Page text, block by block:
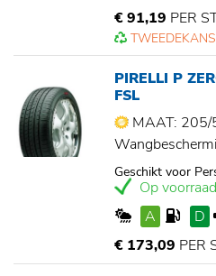
€ 91,19 PER
PIRELLI P
FSL
MAAT:
Geschikt voor
Op voorraad
A
D
€ 173,09 PER